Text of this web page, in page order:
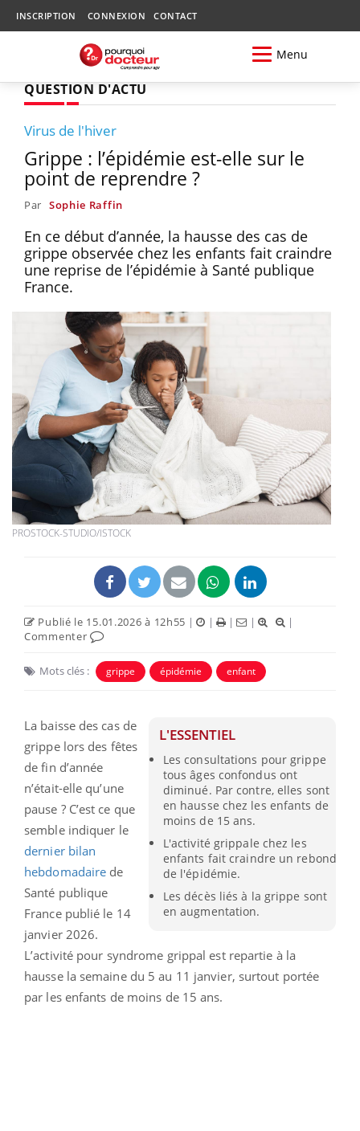
INSCRIPTION CONNEXION CONTACT
Menu
QUESTION D'ACTU
Virus de l'hiver
Grippe : l’épidémie est-elle sur le
point de reprendre ?
Par Sophie Raffin
En ce début d’année, la hausse des cas de
grippe observée chez les enfants fait craindre
une reprise de l’épidémie à Santé publique
France.
PROSTOCK-STUDIO/ISTOCK
Publié le 15.01.2026 à 12h55 | | | |
|
Commenter
Mots clés : grippe épidémie enfant
L'ESSENTIEL
Les consultations pour grippe
tous âges confondus ont
diminué. Par contre, elles sont
en hausse chez les enfants de
moins de 15 ans.
L'activité grippale chez les
enfants fait craindre un rebond
de l'épidémie.
Les décès liés à la grippe sont
en augmentation.
La baisse des cas de
grippe lors des fêtes
de fin d’année
n’était-elle qu’une
pause ? C’est ce que
semble indiquer le
dernier bilan
hebdomadaire de
Santé publique
France publié le 14
janvier 2026.
L’activité pour syndrome grippal est repartie à la
hausse la semaine du 5 au 11 janvier, surtout portée
par les enfants de moins de 15 ans.